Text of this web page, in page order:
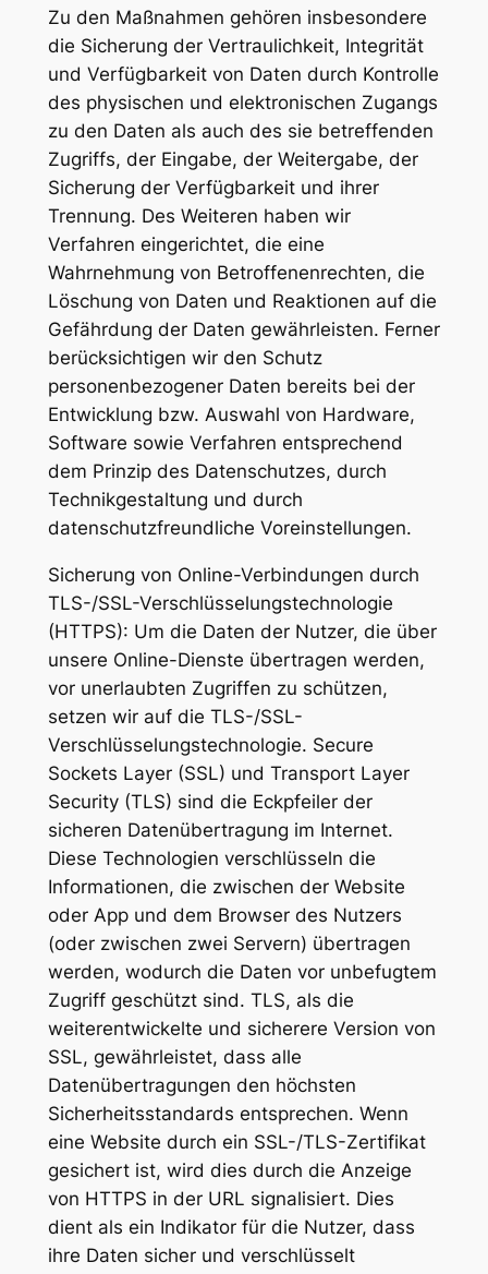
Zu den Maßnahmen gehören insbesondere
die Sicherung der Vertraulichkeit, Integrität
und Verfügbarkeit von Daten durch Kontrolle
des physischen und elektronischen Zugangs
zu den Daten als auch des sie betreffenden
Zugriffs, der Eingabe, der Weitergabe, der
Sicherung der Verfügbarkeit und ihrer
Trennung. Des Weiteren haben wir
Verfahren eingerichtet, die eine
Wahrnehmung von Betroffenenrechten, die
Löschung von Daten und Reaktionen auf die
Gefährdung der Daten gewährleisten. Ferner
berücksichtigen wir den Schutz
personenbezogener Daten bereits bei der
Entwicklung bzw. Auswahl von Hardware,
Software sowie Verfahren entsprechend
dem Prinzip des Datenschutzes, durch
Technikgestaltung und durch
datenschutzfreundliche Voreinstellungen.
Sicherung von Online-Verbindungen durch
TLS-/SSL-Verschlüsselungstechnologie
(HTTPS): Um die Daten der Nutzer, die über
unsere Online-Dienste übertragen werden,
vor unerlaubten Zugriffen zu schützen,
setzen wir auf die TLS-/SSL-
Verschlüsselungstechnologie. Secure
Sockets Layer (SSL) und Transport Layer
Security (TLS) sind die Eckpfeiler der
sicheren Datenübertragung im Internet.
Diese Technologien verschlüsseln die
Informationen, die zwischen der Website
oder App und dem Browser des Nutzers
(oder zwischen zwei Servern) übertragen
werden, wodurch die Daten vor unbefugtem
Zugriff geschützt sind. TLS, als die
weiterentwickelte und sicherere Version von
SSL, gewährleistet, dass alle
Datenübertragungen den höchsten
Sicherheitsstandards entsprechen. Wenn
eine Website durch ein SSL-/TLS-Zertifikat
gesichert ist, wird dies durch die Anzeige
von HTTPS in der URL signalisiert. Dies
dient als ein Indikator für die Nutzer, dass
ihre Daten sicher und verschlüsselt